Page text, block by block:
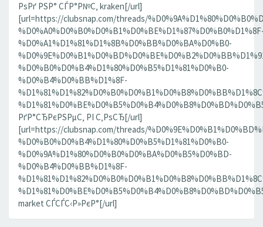
РѕРґ РЅР° СЃР°Р№С‚ kraken[/url]
[url=https://clubsnap.com/threads/
%D0%A1%D1%81%D1%8B%D0%BB%D0%BA%D0%B0-
%D0%B0%D0%B4%D1%80%D0%B5%D1%81%D0%B0-
%D0%B4%D0%BB%D1%8F-
РґР°СЂРєРЅРµС‚ РІ С‚РѕСЂ[/url]
[url=https://clubsnap.com/threads/
%D0%B0%D0%B4%D1%80%D0%B5%D1%81%D0%B0-
%D0%9A%D1%80%D0%B0%D0%BA%D0%B5%D0%BD-
%D0%B4%D0%BB%D1%8F-
market СЃСЃС‹Р»РєР°[/url]